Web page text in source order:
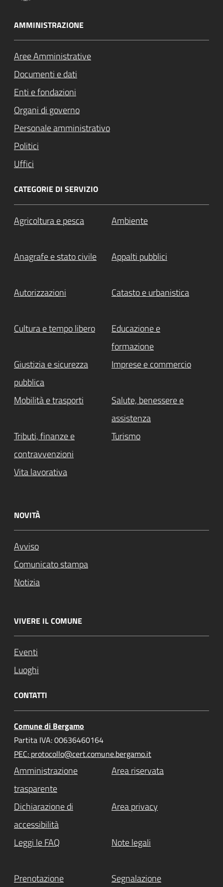
AMMINISTRAZIONE
Aree Amministrative
Documenti e dati
Enti e fondazioni
Organi di governo
Personale amministrativo
Politici
Uffici
CATEGORIE DI SERVIZIO
Agricoltura e pesca Ambiente
Anagrafe e stato civile Attivo
Appalti pubblici
Autorizzazioni Catasto e urbanistica
Cultura e tempo libero
Educazione e
formazione
Giustizia e sicurezza
pubblica
Imprese e commercio
Mobilità e trasporti
Salute, benessere e
assistenza
Tributi, finanze e
contravvenzioni
Turismo
Vita lavorativa
NOVITÀ
Avviso
Comunicato stampa
Notizia
VIVERE IL COMUNE
Eventi
Luoghi
CONTATTI
Comune di Bergamo
Partita IVA: 00636460164
PEC: protocollo@cert.comune.bergamo.it
Amministrazione
trasparente
Area riservata
Dichiarazione di
accessibilità
Area privacy
Leggi le FAQ Note legali
Prenotazione Segnalazione